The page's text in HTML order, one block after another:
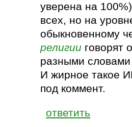
уверена на
всех, но на
обыкновенному
религии говорят
разными
И жирное такое
под коммент.
ответить